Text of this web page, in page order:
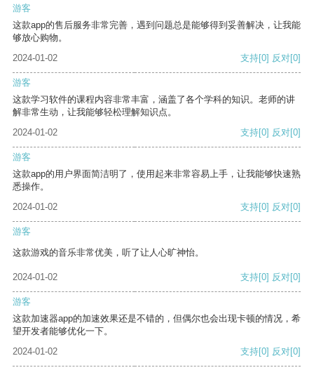
游客
这款app的售后服务非常完善，遇到问题总是能够得到妥善解决，让我能
够放心购物。
2024-01-02
支持[0] 反对[0]
游客
这款学习软件的课程内容非常丰富，涵盖了各个学科的知识。老师的讲
解非常生动，让我能够轻松理解知识点。
2024-01-02
支持[0] 反对[0]
游客
这款app的用户界面简洁明了，使用起来非常容易上手，让我能够快速熟
悉操作。
2024-01-02
支持[0] 反对[0]
游客
这款游戏的音乐非常优美，听了让人心旷神怡。
2024-01-02 支持[0] 反对[0]
游客
这款加速器app的加速效果还是不错的，但偶尔也会出现卡顿的情况，希
望开发者能够优化一下。
2024-01-02
支持[0] 反对[0]